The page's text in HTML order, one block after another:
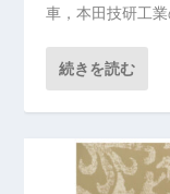
車，本田技研工
続きを読む